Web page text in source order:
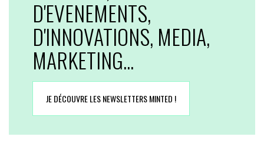
D'EVENEMENTS,
D'INNOVATIONS, MEDIA,
MARKETING...
JE DÉCOUVRE LES NEWSLETTERS MINTED !